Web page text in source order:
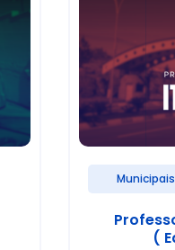
Municipais
(